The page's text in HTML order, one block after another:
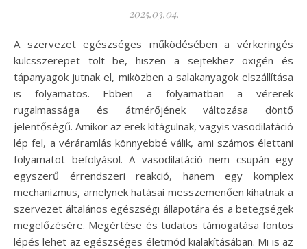
2025.03.04.
A szervezet egészséges működésében a vérkeringés
kulcsszerepet tölt be, hiszen a sejtekhez oxigén és
tápanyagok jutnak el, miközben a salakanyagok elszállítása
is folyamatos. Ebben a folyamatban a vérerek
rugalmassága és átmérőjének változása döntő
jelentőségű. Amikor az erek kitágulnak, vagyis vasodilatáció
lép fel, a véráramlás könnyebbé válik, ami számos élettani
folyamatot befolyásol. A vasodilatáció nem csupán egy
egyszerű érrendszeri reakció, hanem egy komplex
mechanizmus, amelynek hatásai messzemenően kihatnak a
szervezet általános egészségi állapotára és a betegségek
megelőzésére. Megértése és tudatos támogatása fontos
lépés lehet az egészséges életmód kialakításában. Mi is az